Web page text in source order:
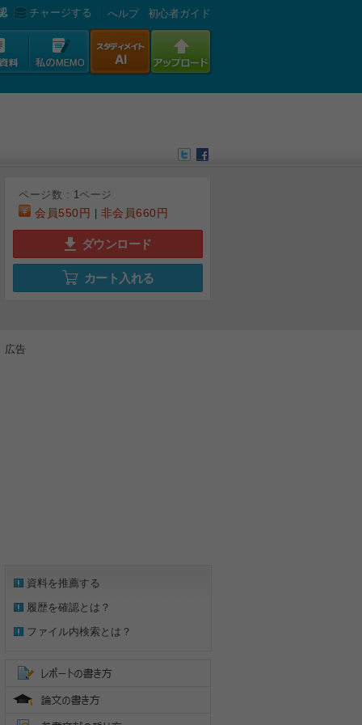
チャージする へルプ 初心者ガイド
ページ数 : 1ページ
会員550円 非会員660円
ダウンロード
カート入れる
広告
資料を推薦する
履歴を確認とは？
ファイル内検索とは？